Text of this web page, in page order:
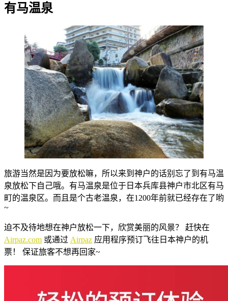
有马温泉
旅游当然是因为要放松嘛，所以来到神户的话别忘了到有马温
泉放松下自己哦。有马温泉是位于日本兵库县神户市北区有马
町的温泉区。而且是个古老温泉，在1200年前就已经存在了哟
~
迫不及待地想在神户放松一下，欣赏美丽的风景？ 赶快在
Airpaz.com 或通过 Airpaz 应用程序预订飞往日本神户的机
票！ 保证旅客不想再回家~